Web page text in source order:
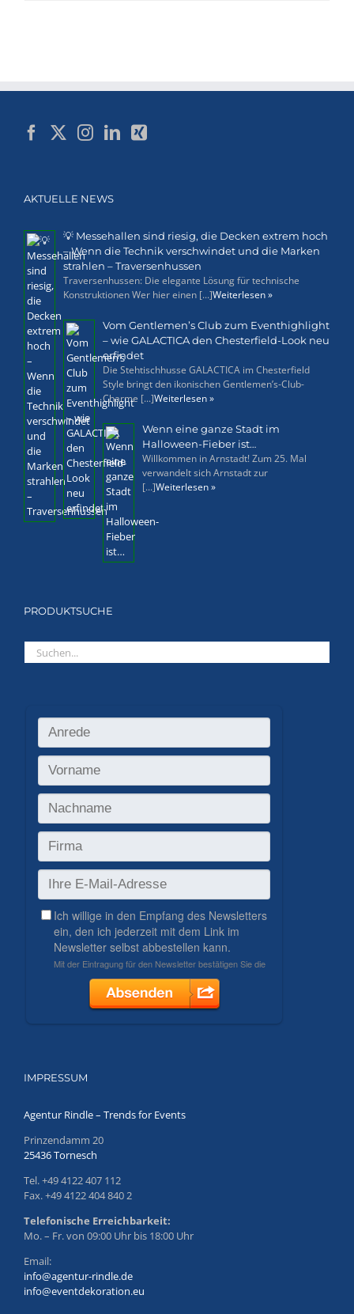
AKTUELLE NEWS
💡 Messehallen sind riesig, die Decken extrem hoch
– Wenn die Technik verschwindet und die Marken
strahlen – Traversenhussen
Traversenhussen: Die elegante Lösung für technische
Konstruktionen Wer hier einen [...]Weiterlesen »
Vom Gentlemen’s Club zum Eventhighlight
– wie GALACTICA den Chesterfield-Look neu
erfindet
Die Stehtischhusse GALACTICA im Chesterfield
Style bringt den ikonischen Gentlemen’s-Club-
Charme [...]Weiterlesen »
Wenn eine ganze Stadt im
Halloween-Fieber ist…
Willkommen in Arnstadt! Zum 25. Mal
verwandelt sich Arnstadt zur
[...]Weiterlesen »
PRODUKTSUCHE
IMPRESSUM
Agentur Rindle – Trends for Events
Prinzendamm 20
25436 Tornesch
Tel. +49 4122 407 112
Fax. +49 4122 404 840 2
Telefonische Erreichbarkeit:
Mo. – Fr. von 09:00 Uhr bis 18:00 Uhr
Email:
info@agentur-rindle.de
info@eventdekoration.eu